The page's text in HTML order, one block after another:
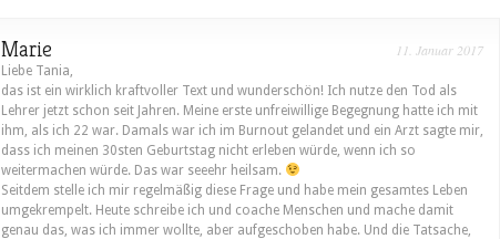
Marie 11. Januar 2017
Liebe Tania,
das ist ein wirklich kraftvoller Text und wunderschön! Ich nutze den Tod als
Lehrer jetzt schon seit Jahren. Meine erste unfreiwillige Begegnung hatte ich mit
ihm, als ich 22 war. Damals war ich im Burnout gelandet und ein Arzt sagte mir,
dass ich meinen 30sten Geburtstag nicht erleben würde, wenn ich so
weitermachen würde. Das war seeehr heilsam.
Seitdem stelle ich mir regelmäßig diese Frage und habe mein gesamtes Leben
umgekrempelt. Heute schreibe ich und coache Menschen und mache damit
genau das, was ich immer wollte, aber aufgeschoben habe. Und die Tatsache,